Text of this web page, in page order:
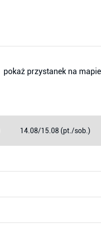
pokaż przystanek na mapie
14.08/15.08 (pt./sob.)